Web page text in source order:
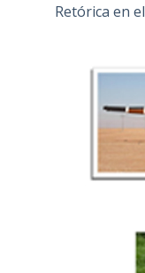
Retórica en